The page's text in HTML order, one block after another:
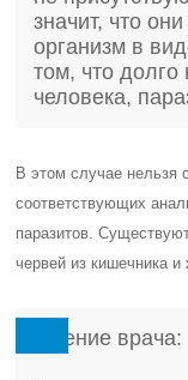
значит, что
организм в
том, что долго
человека,
В этом случае нельзя
соответствующих
паразитов.
червей из кишечника и
Мнение врача: